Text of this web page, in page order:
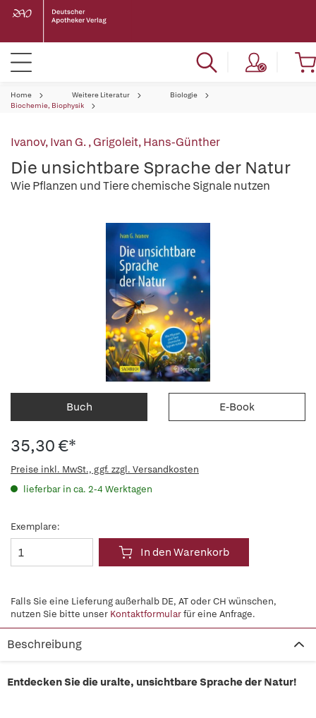
Home Weitere Literatur
Biologie
Biochemie, Biophysik
Ivanov, Ivan G.,Grigoleit, Hans-Günther
Die unsichtbare Sprache der Natur
Wie Pflanzen und Tiere chemische Signale nutzen
Buch E-Book
35,30 €*
Preise inkl. MwSt., ggf. zzgl. Versandkosten
lieferbar in ca. 2-4 Werktagen
Exemplare:
In den Warenkorb
Falls Sie eine Lieferung außerhalb DE, AT oder CH wünschen,
nutzen Sie bitte unser Kontaktformularfür eine Anfrage.
Beschreibung
Entdecken Sie die uralte, unsichtbare Sprache der Natur!